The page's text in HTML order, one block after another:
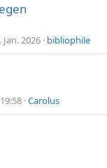
Jan. 2026 bibliophile
Carolus